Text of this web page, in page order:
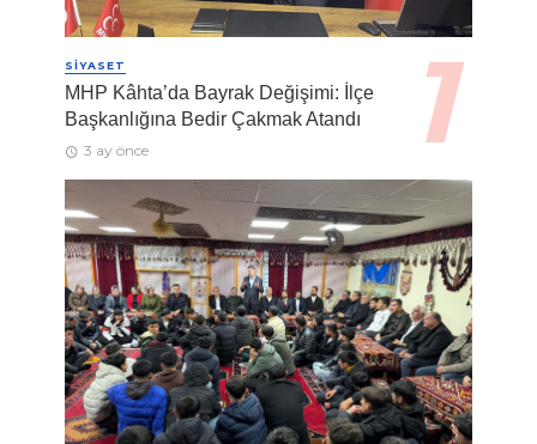
SIYASET
MHP Kâhta’da Bayrak Değişimi: İlçe
Başkanlığına Bedir Çakmak Atandı
3 ay önce